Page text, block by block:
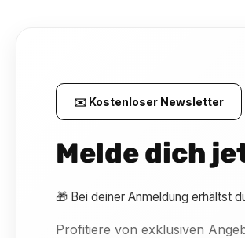
✉️ Kostenloser Newsletter
Melde dich
🎁 Bei deiner Anmeldung erhältst
Profitiere von exklusiven